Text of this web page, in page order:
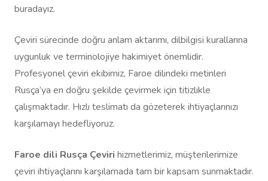
buradayız.
Çeviri sürecinde doğru anlam aktarımı, dilbilgisi kurallarına
uygunluk ve terminolojiye hakimiyet önemlidir.
Profesyonel çeviri ekibimiz, Faroe dilindeki metinleri
Rusça’ya en doğru şekilde çevirmek için titizlikle
çalışmaktadır. Hızlı teslimatı da gözeterek ihtiyaçlarınızı
karşılamayı hedefliyoruz.
Faroe dili Rusça Çeviri hizmetlerimiz, müşterilerimize
çeviri ihtiyaçlarını karşılamada tam bir kapsam sunmaktadır.